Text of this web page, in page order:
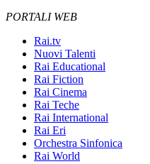
PORTALI WEB
Rai.tv
Nuovi Talenti
Rai Educational
Rai Fiction
Rai Cinema
Rai Teche
Rai International
Rai Eri
Orchestra Sinfonica
Rai World